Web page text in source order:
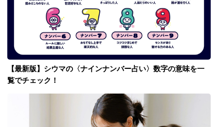
【最新版】シウマの〈ナインナンバー占い〉数字の意味を一
覧でチェック！